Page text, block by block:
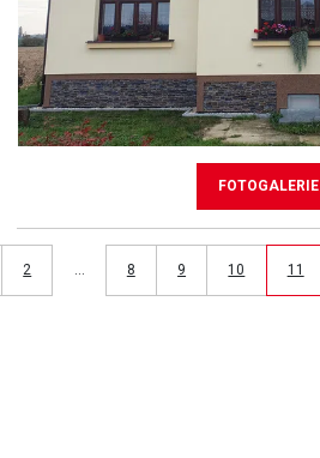
FOTOGALERIE
2 … 8 9 10 11